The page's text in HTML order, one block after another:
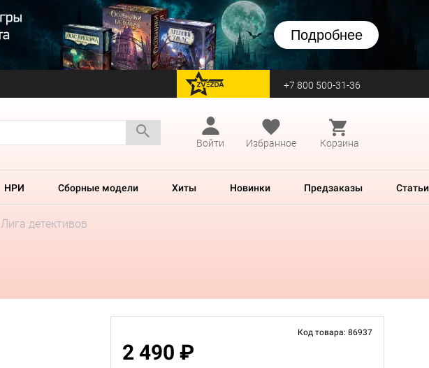
Подробнее
перейти на Zvezda +7 800 500-31-36
Войти
Избранное Корзина
НРИ Сборные модели Хиты Новинки Предзаказы Статьи
Лига детективов
Код товара: 86937
2 490 ₽